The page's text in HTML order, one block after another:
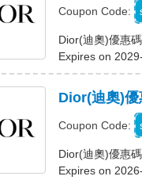
Coupon Code:
Dior(迪奧)優惠
Expires on
Dior(迪奧)優
Coupon Code:
Dior(迪奧)優惠
Expires on